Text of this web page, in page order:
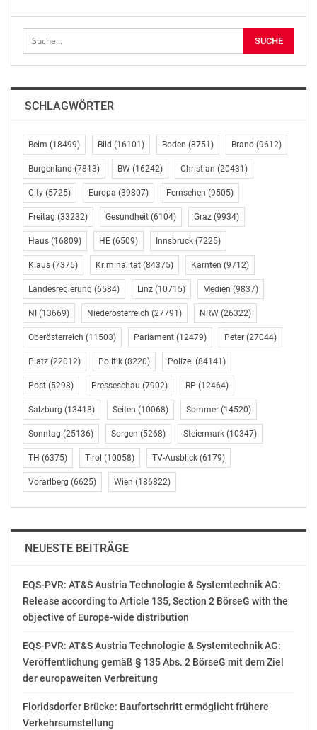
Antisemitismus.
sachlich gemeinsame Eckpunkte und Strategien
diskutieren. „Dass diese auch konsequent umgesetzt
Im Hinblick auf die besondere Verantwortung
Österreichs bei der Bekämpfung von Antisemitismus,
hat die Österreichische Bundesregierung eine
Arbeitsdefinition beschlossen, die nun auch in Wien
übernommen wurde. Die Definition von
Antisemitismus stammt von der International
Holocaust Remembrance Alliance (IHRA). Eine
Institution mit 31 Mitgliedstaaten, der Österreich seit
2001 angehört.
Der genaue Allparteienantrag im Wortlaut ist dieser
Aussendung beigefügt.
SPÖ Wien Rathausklub
Tom Woitsch
Kommunikation
(01) 4000-81 923
tom.woitsch@spw.at
www.rathausklub.spoe.at
OTS-ORIGINALTEXT PRESSEAUSSENDUNG UNTER
AUSSCHLIESSLICHER INHALTLICHER VERANTWORTUNG
DES AUSSENDERS. www.ots.at
© Copyright APA-OTS Originaltext-Service GmbH und
Gefällt mir:
Ähnliche Beiträge
SCHLAGWÖRTER
Beim (18499) Bild (16101) Boden (8751) Brand (9612)
Burgenland (7813) BW (16242) Christian (20431)
City (5725) Europa (39807) Fernsehen (9505)
Freitag (33232) Gesundheit (6104) Graz (9934)
Haus (16809) HE (6509) Innsbruck (7225)
Klaus (7375) Kriminalität (84375) Kärnten (9712)
Landesregierung (6584) Linz (10715) Medien (9837)
NI (13669) Niederösterreich (27791) NRW (26322)
Oberösterreich (11503) Parlament (12479) Peter (27044)
Platz (22012) Politik (8220) Polizei (84141)
Post (5298) Presseschau (7902) RP (12464)
Salzburg (13418) Seiten (10068) Sommer (14520)
Sonntag (25136) Sorgen (5268) Steiermark (10347)
TH (6375) Tirol (10058) TV-Ausblick (6179)
Vorarlberg (6625) Wien (186822)
NEUESTE BEITRÄGE
EQS-PVR: AT&S Austria Technologie & Systemtechnik AG:
Release according to Article 135, Section 2 BörseG with the
objective of Europe-wide distribution
EQS-PVR: AT&S Austria Technologie & Systemtechnik AG:
Veröffentlichung gemäß § 135 Abs. 2 BörseG mit dem Ziel
der europaweiten Verbreitung
Floridsdorfer Brücke: Baufortschritt ermöglicht frühere
Verkehrsumstellung